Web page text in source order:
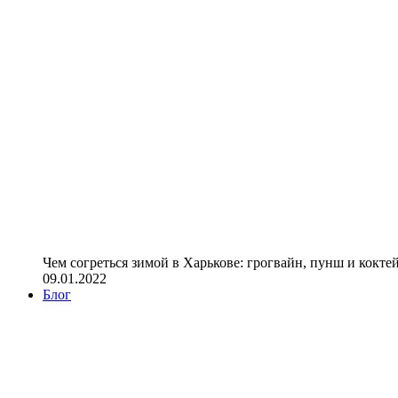
Чем согреться зимой в Харькове: грогвайн, пунш и
09.01.2022
Блог